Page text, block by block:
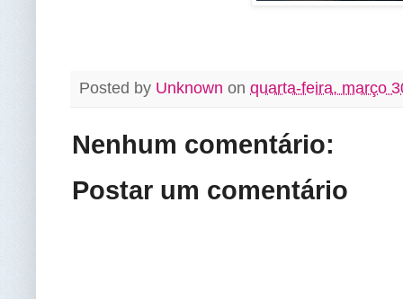
Posted by Unknown on quarta-feira, março
Nenhum comentário:
Postar um comentário